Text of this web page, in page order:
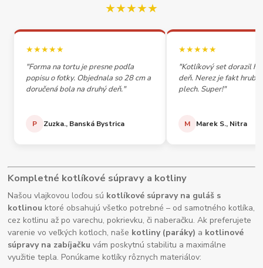
★★★★★
★★★★★
"Forma na tortu je presne podľa
popisu o fotky. Objednala so 28 cm a
doručená bola na druhý deň."
P Zuzka., Banská Bystrica
★★★★★
"Kotlíkový set dorazil
deň. Nerez je fakt
plech. Super!"
M Marek S., Nitra
Kompletné kotlíkové súpravy a kotliny
Našou vlajkovou loďou sú kotlíkové súpravy na guláš s
kotlinou ktoré obsahujú všetko potrebné – od samotného kotlíka,
cez kotlinu až po varechu, pokrievku, či naberačku. Ak preferujete
varenie vo veľkých kotloch, naše kotliny (paráky) a kotlinové
súpravy na zabíjačku vám poskytnú stabilitu a maximálne
využitie tepla. Ponúkame kotlíky rôznych materiálov: